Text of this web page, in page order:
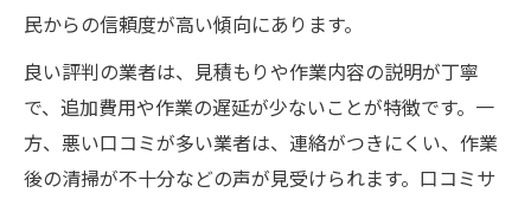
民からの信頼度が高い傾向にあります。
良い評判の業者は、見積もりや作業内容の説明が丁寧
で、追加費用や作業の遅延が少ないことが特徴です。一
方、悪い口コミが多い業者は、連絡がつきにくい、作業
後の清掃が不十分などの声が見受けられます。口コミサ